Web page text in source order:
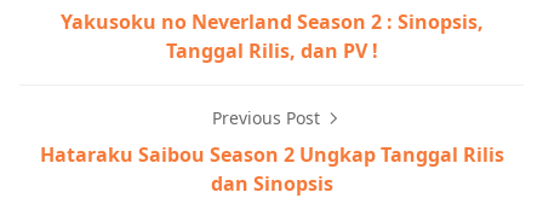
Yakusoku no Neverland Season 2 : Sinopsis,
Tanggal Rilis, dan PV !
Previous Post
Hataraku Saibou Season 2 Ungkap Tanggal Rilis
dan Sinopsis